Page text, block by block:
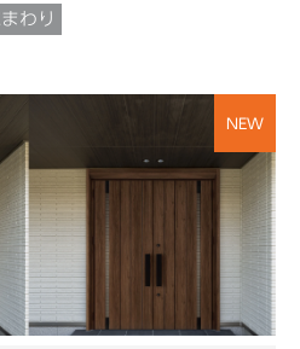
わり
NEW